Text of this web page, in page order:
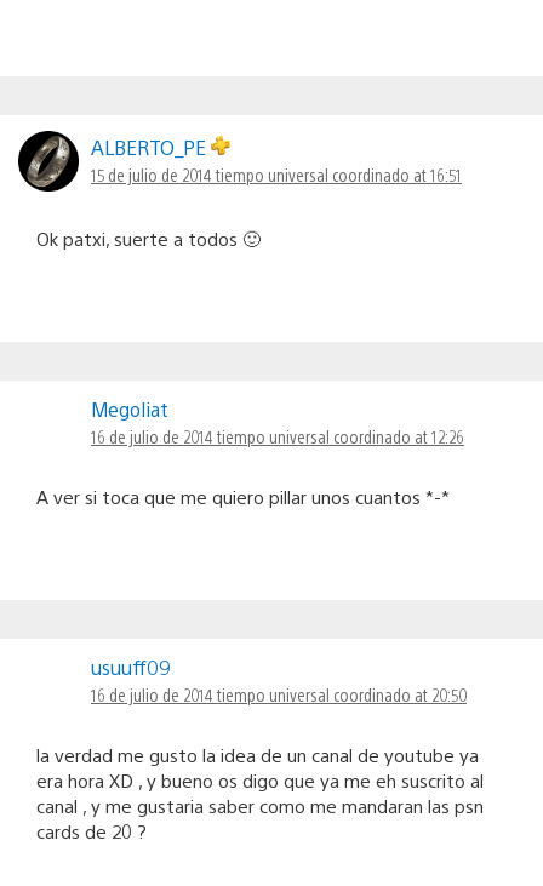
ALBERTO_PE
15 de julio de 2014 tiempo universal coordinado at 16:51
Ok patxi, suerte a todos 🙂
Megoliat
16 de julio de 2014 tiempo universal coordinado at 12:26
A ver si toca que me quiero pillar unos cuantos *-*
usuuff09
16 de julio de 2014 tiempo universal coordinado at 20:50
la verdad me gusto la idea de un canal de youtube ya
era hora XD , y bueno os digo que ya me eh suscrito al
canal , y me gustaria saber como me mandaran las psn
cards de 20 ?